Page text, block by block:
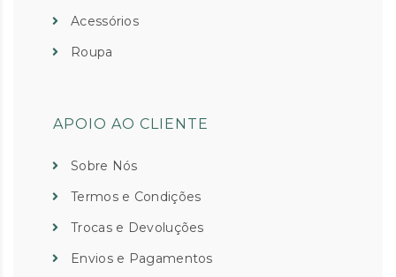
Acessórios
Roupa
APOIO AO CLIENTE
Sobre Nós
Termos e Condições
Trocas e Devoluções
Envios e Pagamentos